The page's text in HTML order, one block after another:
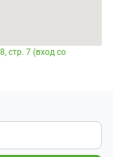
стр. 7 (вход со